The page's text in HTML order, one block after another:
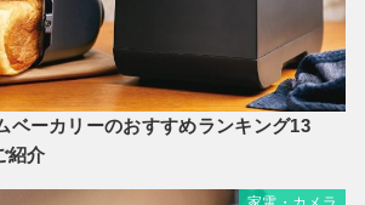
ベーカリーのおすすめランキング13
紹介